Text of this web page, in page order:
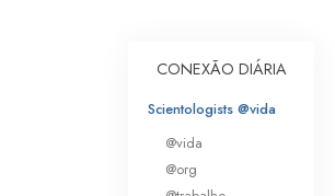
CONEXÃO DIÁRIA
Scientologists @vida
@vida
@org